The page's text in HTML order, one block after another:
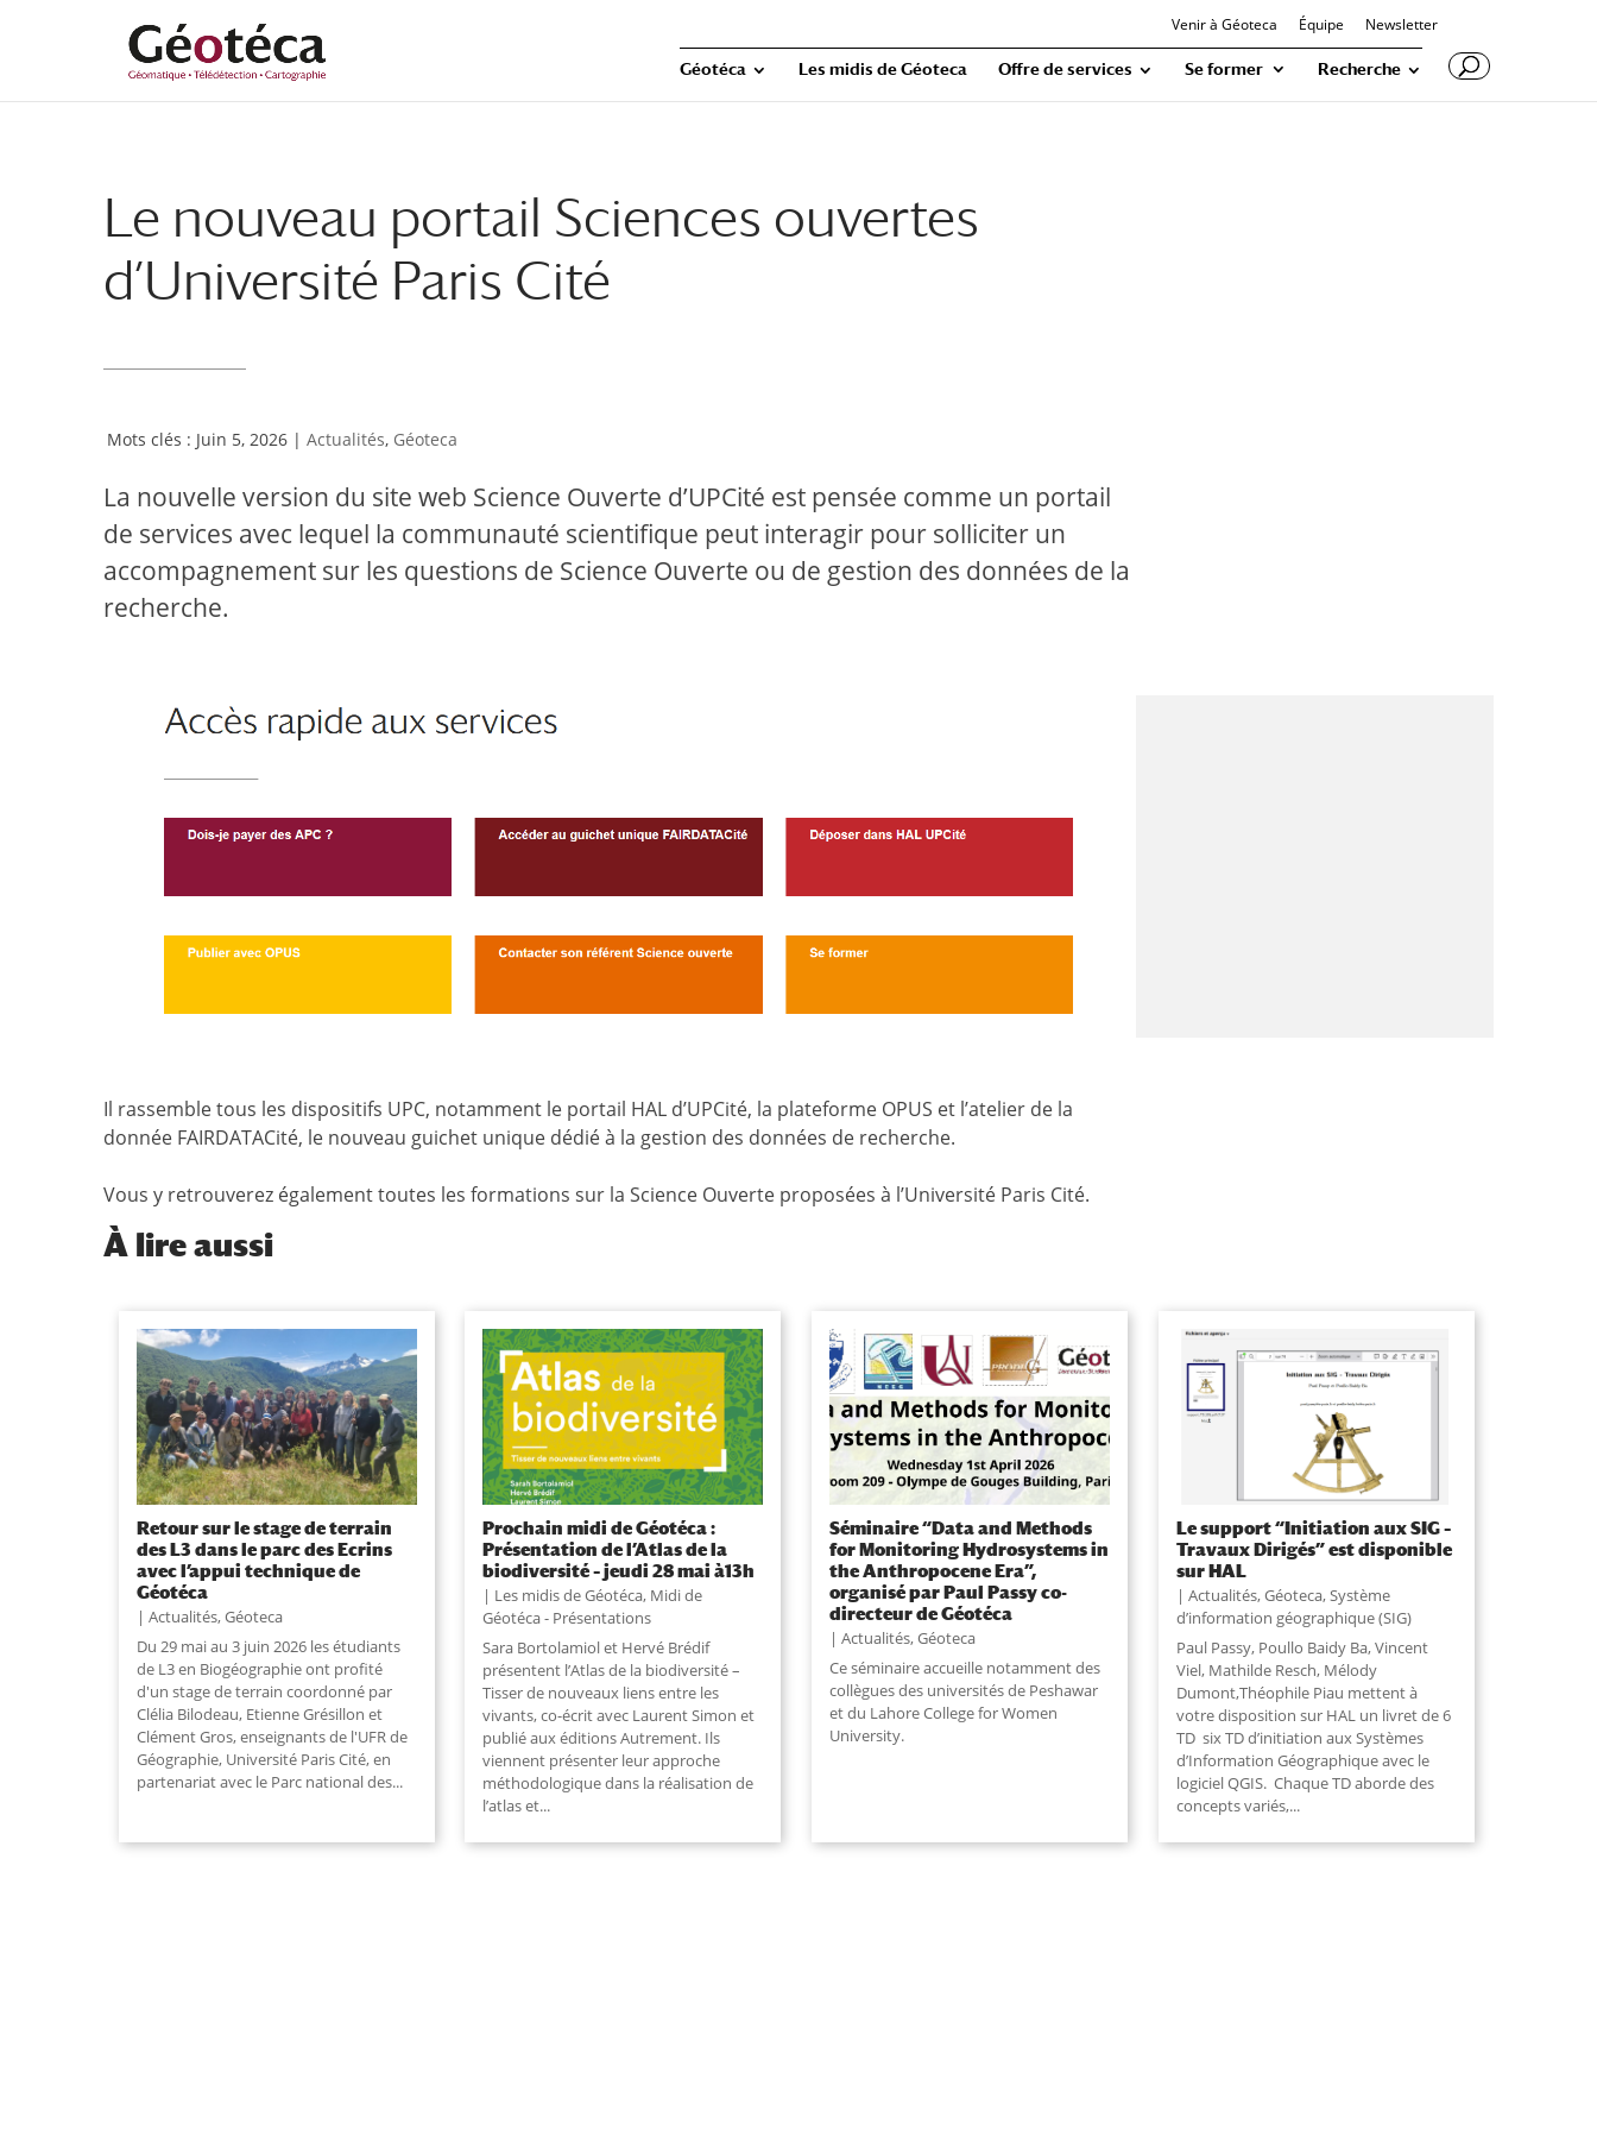
principal
navigation
Venir à Géoteca Équipe Newsletter
Géotéca Les midis de Géoteca Offre de services Se former Recherche
Le nouveau portail Sciences ouvertes
d’Université Paris Cité
Juin 5, 2026 | Actualités, Géoteca
La nouvelle version du site web Science Ouverte d’UPCité est pensée comme un portail
de services avec lequel la communauté scientifique peut interagir pour solliciter un
accompagnement sur les questions de Science Ouverte ou de gestion des données de la
recherche.
Il rassemble tous les dispositifs UPC, notamment le portail HAL d’UPCité, la plateforme OPUS et l’atelier de la
donnée FAIRDATACité, le nouveau guichet unique dédié à la gestion des données de recherche.
Vous y retrouverez également toutes les formations sur la Science Ouverte proposées à l’Université Paris Cité.
À lire aussi
Retour sur le stage de terrain
des L3 dans le parc des Ecrins
avec l’appui technique de
Géotéca
Actualités,Géoteca
Du 29 mai au 3 juin 2026 les étudiants
de L3 en Biogéographie ont profité
d'un stage de terrain coordonné par
Clélia Bilodeau, Etienne Grésillon et
Clément Gros, enseignants de l'UFR de
Géographie, Université Paris Cité, en
partenariat avec le Parc national des...
Prochain midi de Géotéca :
Présentation de l’Atlas de la
biodiversité – jeudi 28 mai à13h
Les midis de Géotéca, Midi de
Géotéca - Présentations
Sara Bortolamiol et Hervé Brédif
présentent l’Atlas de la biodiversité –
Tisser de nouveaux liens entre les
vivants, co-écrit avec Laurent Simon et
publié aux éditions Autrement. Ils
viennent présenter leur approche
méthodologique dans la réalisation de
l’atlas et...
Séminaire “Data and Methods
for Monitoring Hydrosystems in
the Anthropocene Era”,
organisé par Paul Passy co-
directeur de Géotéca
Actualités,Géoteca
Ce séminaire accueille notamment des
collègues des universités de Peshawar
et du Lahore College for Women
University.
Le support “Initiation aux SIG –
Travaux Dirigés” est disponible
sur HAL
Actualités,Géoteca,Système
d’information géographique (SIG)
Paul Passy, Poullo Baidy Ba, Vincent
Viel, Mathilde Resch, Mélody
Dumont,Théophile Piau mettent à
votre disposition sur HAL un livret de 6
TD six TD d’initiation aux Systèmes
d’Information Géographique avec le
logiciel QGIS. Chaque TD aborde des
concepts variés,...